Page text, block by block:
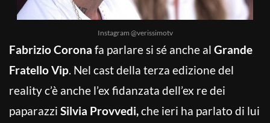
Instagram @verissimotv
Fabrizio Corona fa parlare si sé anche al Grande
Fratello Vip. Nel cast della terza edizione del
reality c’è anche l’ex fidanzata dell’ex re dei
paparazzi Silvia Provvedi,che ieri ha parlato di lui